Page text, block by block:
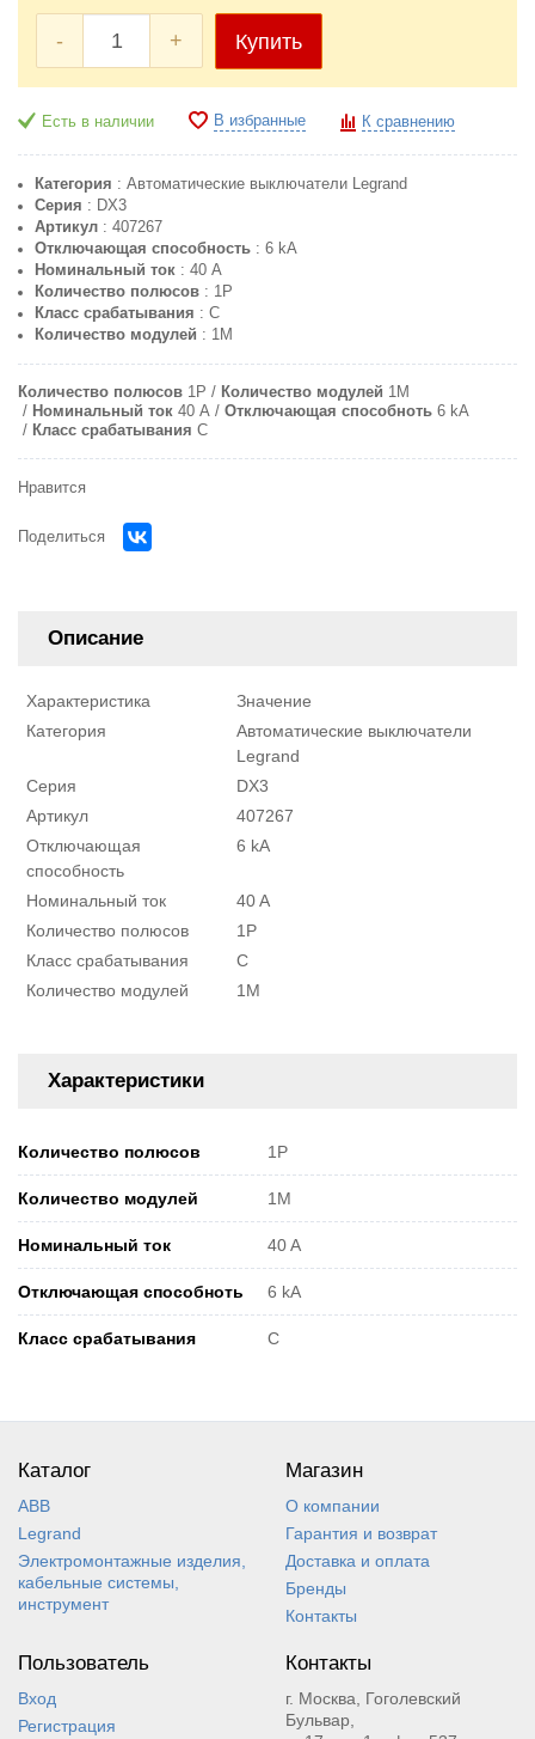
- + Купить
Есть в наличии В избранные К сравнению
Категория : Автоматические выключатели Legrand
Серия : DX3
Артикул: 407267
Отключающая способность: 6 kA
Номинальный ток: 40 A
Количество полюсов: 1P
Класс срабатывания : C
Количество модулей : 1M
Количество полюсов 1P Количество модулей 1M
Номинальный ток 40 A Отключающая способноть 6 kA
Класс срабатывания C
Нравится
Поделиться
Описание
Характеристика
Значение
Категория
Автоматические выключатели
Legrand
Серия
DX3
Артикул
407267
Отключающая
способность
6 kA
Номинальный ток
40 A
Количество полюсов
1P
Класс срабатывания
C
Количество модулей
1M
Характеристики
Количество полюсов 1P
Количество модулей 1M
Номинальный ток 40 A
Отключающая способноть 6 kA
Класс срабатывания C
Каталог
ABB
Legrand
Электромонтажные изделия,
кабельные системы,
инструмент
Магазин
О компании
Гарантия и возврат
Доставка и оплата
Бренды
Контакты
Пользователь
Вход
Регистрация
Контакты
г. Москва, Гоголевский
Бульвар,